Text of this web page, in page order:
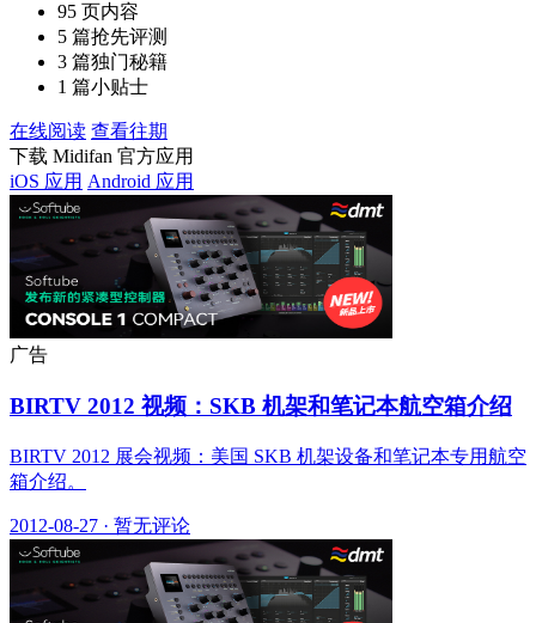
95 页内容
5 篇抢先评测
3 篇独门秘籍
1 篇小贴士
在线阅读 查看往期
下载 Midifan 官方应用
iOS 应用 Android 应用
广告
BIRTV 2012 视频：SKB 机架和笔记本航空箱介绍
BIRTV 2012 展会视频：美国 SKB 机架设备和笔记本专用航空
箱介绍。
2012-08-27 · 暂无评论